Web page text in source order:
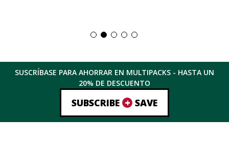
$19.99
tiene
múltiples
Las
opciones
se
elegir
en
SUSCRÍBASE PARA AHORRAR EN MULTIPACKS - HASTA UN
20% DE DESCUENTO
SUBSCRIBE + SAVE